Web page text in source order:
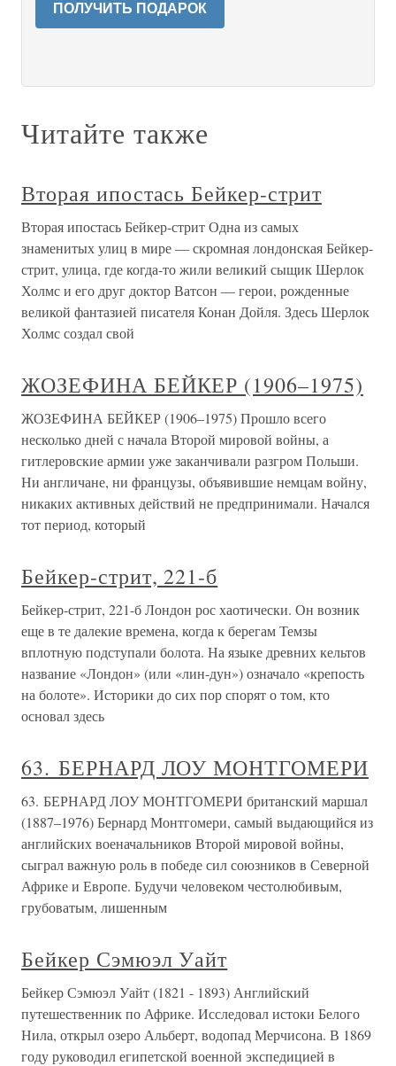
ПОЛУЧИТЬ ПОДАРОК
Читайте также
Вторая ипостась Бейкер-стрит
Вторая ипостась Бейкер-стрит Одна из самых
знаменитых улиц в мире — скромная лондонская Бейкер-
стрит, улица, где когда-то жили великий сыщик Шерлок
Холмс и его друг доктор Ватсон — герои, рожденные
великой фантазией писателя Конан Дойля. Здесь Шерлок
Холмс создал свой
ЖОЗЕФИНА БЕЙКЕР (1906–1975)
ЖОЗЕФИНА БЕЙКЕР (1906–1975) Прошло всего
несколько дней с начала Второй мировой войны, а
гитлеровские армии уже заканчивали разгром Польши.
Ни англичане, ни французы, объявившие немцам войну,
никаких активных действий не предпринимали. Начался
тот период, который
Бейкер-стрит, 221-б
Бейкер-стрит, 221-б Лондон рос хаотически. Он возник
еще в те далекие времена, когда к берегам Темзы
вплотную подступали болота. На языке древних кельтов
название «Лондон» (или «лин-дун») означало «крепость
на болоте». Историки до сих пор спорят о том, кто
основал здесь
63. БЕРНАРД ЛОУ МОНТГОМЕРИ
63. БЕРНАРД ЛОУ МОНТГОМЕРИ британский маршал
(1887–1976) Бернард Монтгомери, самый выдающийся из
английских военачальников Второй мировой войны,
сыграл важную роль в победе сил союзников в Северной
Африке и Европе. Будучи человеком честолюбивым,
грубоватым, лишенным
Бейкер Сэмюэл Уайт
Бейкер Сэмюэл Уайт (1821 - 1893) Английский
путешественник по Африке. Исследовал истоки Белого
Нила, открыл озеро Альберт, водопад Мерчисона. В 1869
году руководил египетской военной экспедицией в